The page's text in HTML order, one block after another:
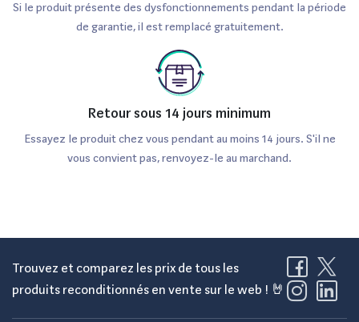
Si le produit présente des dysfonctionnements pendant la période
de garantie, il est remplacé gratuitement.
Retour sous 14 jours minimum
Essayez le produit chez vous pendant au moins 14 jours. S'il ne
vous convient pas, renvoyez-le au marchand.
Trouvez et comparez les prix de tous les
produits reconditionnés en vente sur le web ! 🤘